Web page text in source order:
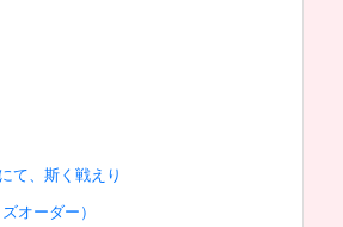
て、斯く戦えり
オーダー）